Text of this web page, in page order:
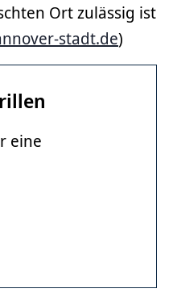
Ort zulässig ist
stadt.de)
eine